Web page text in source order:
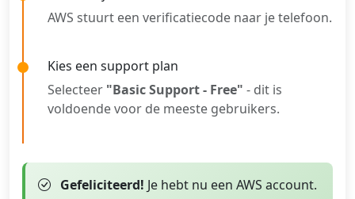
AWS stuurt een verificatiecode naar je telefoon.
Kies een support plan
Selecteer "Basic Support - Free" - dit is
voldoende voor de meeste gebruikers.
Gefeliciteerd! Je hebt nu een AWS account.